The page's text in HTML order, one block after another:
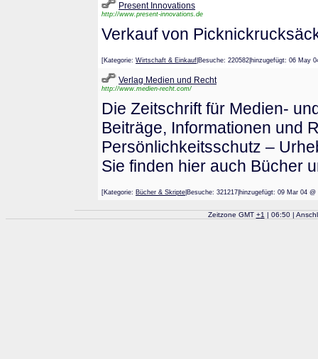
Present Innovations
http://www.present-innovations.de
Verkauf von
[Kategorie: Wirtschaft & Einkauf |Besuche: 220582|hinzugefügt: 06
Verlag Medien und Recht
http://www.medien-recht.com/
Die Zeitschrift für Medien-
Beiträge, Informationen und
Persönlichkeitsschutz –
Sie finden hier auch Bücher
[Kategorie: Bücher & Skripte |Besuche: 321217|hinzugefügt: 09 Mar
Zeitzone GMT +1 | 06:50 |